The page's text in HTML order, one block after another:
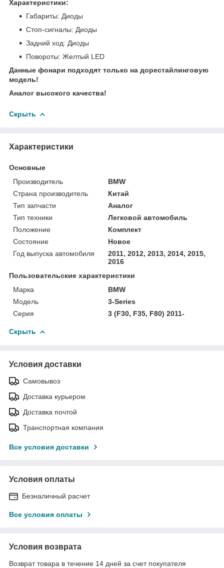
Характеристики:
Габариты: Диоды
Стоп-сигналы: Диоды
Задний ход: Диоды
Повороты: Желтый LED
Данные фонари подходят только на дорестайлинговую
модель!
Аналог высокого качества!
Скрыть
Характеристики
Основные
Производитель
BMW
Страна производитель
Китай
Тип запчасти
Аналог
Тип техники
Легковой автомобиль
Положение
Комплект
Состояние
Новое
Год выпуска автомобиля
2011, 2012, 2013, 2014, 2015,
2016
Пользовательские характеристики
Марка
BMW
Модель
3-Series
Серия
3 (F30, F35, F80) 2011-
Скрыть
Условия доставки
Самовывоз
Доставка курьером
Доставка почтой
Транспортная компания
Все условия доставки
Условия оплаты
Безналичный расчет
Все условия оплаты
Условия возврата
Возврат товара в течение 14 дней за счет покупателя